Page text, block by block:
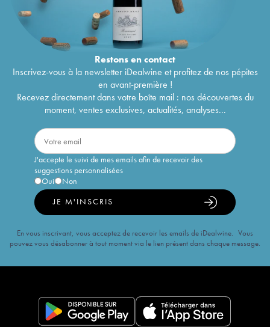
Restons encontact
Inscrivez-vous à la newsletter iDealwine et profitez de nos pépites
en avant-première !
Recevez directement dans votre boîte mail : nos découvertes du
moment, ventes exclusives, actualités, analyses...
J'accepte le suivi de mes emails afin de recevoir des
suggestions personnalisées
Oui
Non
JE M'INSCRIS
En vous inscrivant, vous acceptez de recevoir les emails de iDealwine. Vous
pouvez vous désabonner à tout moment via le lien présent dans chaque message.